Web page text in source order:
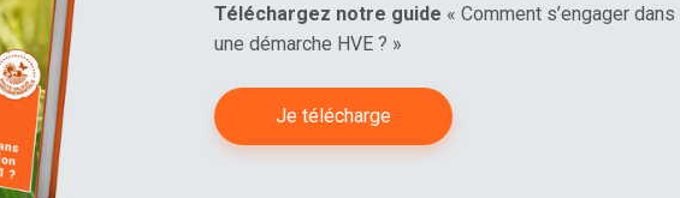
Téléchargez notre guide « Comment s’engager dans
une démarche HVE ? »
Je télécharge